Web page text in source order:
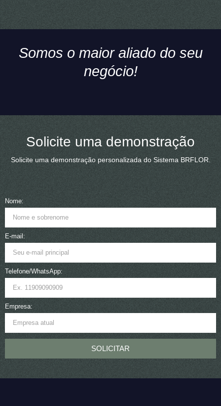
Somos o maior aliado do seu
negócio!
Solicite uma demonstração
Solicite uma demonstração personalizada do Sistema BRFLOR.
Nome:
E-mail:
Telefone/WhatsApp:
Empresa:
SOLICITAR